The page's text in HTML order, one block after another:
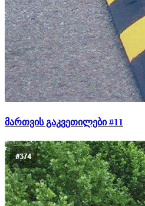
მართვის გაკვეთილები #11